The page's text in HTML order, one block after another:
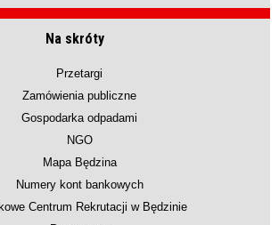
Na skróty
Przetargi
Zamówienia publiczne
Gospodarka odpadami
NGO
Mapa Będzina
Numery kont bankowych
Centrum Rekrutacji w Będzinie